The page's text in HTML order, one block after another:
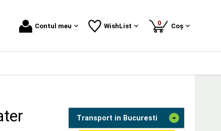
Contul meu WishList 0produse
Coș
Transport in Bucuresti -